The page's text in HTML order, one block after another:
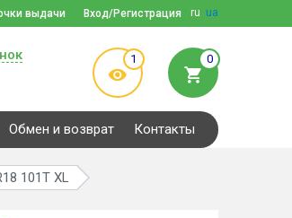
ru ua
Вход/Регистрация
выдачи
1 0
Обмен и возврат Контакты
101T XL